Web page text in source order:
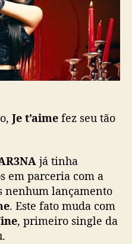
l
i
c
a
ç
ã
i
(
3
A
)
f
a
Je t’aime fez seu tão
já tinha
em parceria com a
nenhum lançamento
. Este fato muda com
, primeiro single da